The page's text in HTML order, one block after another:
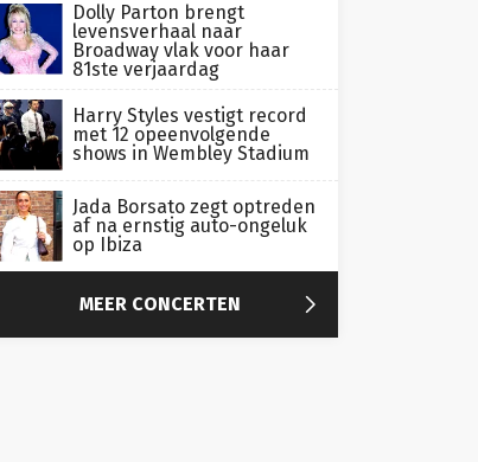
Dolly Parton brengt
levensverhaal naar
Broadway vlak voor haar
81ste verjaardag
Harry Styles vestigt record
met 12 opeenvolgende
shows in Wembley Stadium
Jada Borsato zegt optreden
af na ernstig auto-ongeluk
op Ibiza
MEER CONCERTEN 